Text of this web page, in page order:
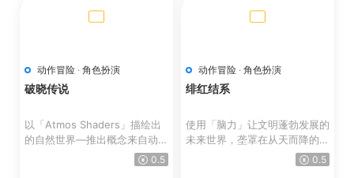
动作冒险 · 角色扮演
破晓传说
以「Atmos Shaders」描绘出
的自然世界—推出概念来自动画
风格与水彩画的全新图像着...0.5
动作冒险 · 角色扮演
绯红结系
使用「脑力」让文明蓬勃发展的
未来世界，垄罩在从天而降的
0.5